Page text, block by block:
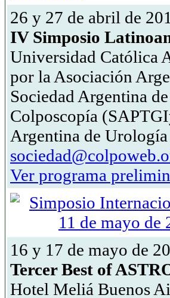
26 y 27 de abril de
IV Simposio
Universidad Católica
por la Asociación
Sociedad Argentina
Colposcopía
Argentina de
Ver programa
16 y 17 de mayo de
Tercer Best of
Hotel Meliá Buenos